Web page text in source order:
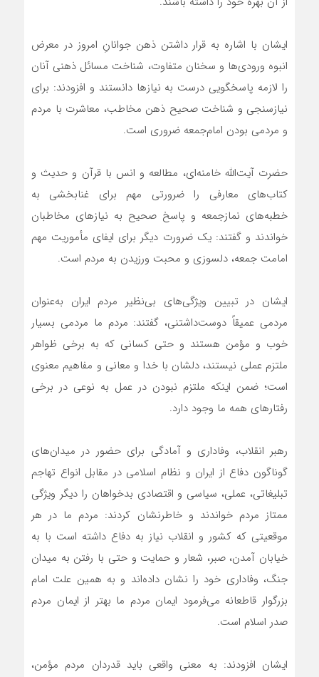
ایشان با اشاره به قرار داشتن ذهن جوانانِ امروز در معرض
انبوه ورودی‌ها و سخنان متفاوت، شناخت مسائل ذهنی آنان
را لازمه پاسخگویی درست به نیازها دانستند و افزودند: برای
نیازسنجی و شناخت صحیح ذهن مخاطب، معاشرت با مردم
و مردمی بودن امام‌جمعه ضروری است.
حضرت آیت‌الله خامنه‌ای، مطالعه و انس با قرآن و حدیث و
کتاب‌های معارفی را ضرورتی مهم برای غنابخشی به
خطبه‌های نمازجمعه و پاسخ صحیح به نیازهای مخاطبان
خواندند و گفتند: یک ضرورت دیگر برای ایفای مأموریت مهم
امامت جمعه، دلسوزی و محبت ورزیدن به مردم است.
ایشان در تبیین ویژگی‌های بی‌نظیر مردم ایران به‌عنوان
مردمی عمیقاً دوست‌داشتنی، گفتند: مردم ما مردمی بسیار
خوب و مؤمن هستند و حتی کسانی که به برخی ظواهر
ملتزم عملی نیستند، دلشان با خدا و معانی و مفاهیم معنوی
است؛ ضمن اینکه ملتزم نبودن در عمل به نوعی در برخی
رفتارهای همه ما وجود دارد.
رهبر انقلاب، وفاداری و آمادگی برای حضور در میدان‌های
گوناگون دفاع از ایران و نظام اسلامی در مقابل انواع تهاجم
تبلیغاتی، عملی، سیاسی و اقتصادی بدخواهان را دیگر ویژگی
ممتاز مردم خواندند و خاطرنشان کردند: مردم ما در هر
موقعیتی که کشور و انقلاب نیاز به دفاع داشته است با به
خیابان آمدن، صبر، شعار و حمایت و حتی با رفتن به میدان
جنگ، وفاداری خود را نشان داده‌اند و به همین علت امام
بزرگوار قاطعانه می‌فرمود ایمان مردم ما بهتر از ایمان مردم
صدر اسلام است.
ایشان افزودند: به معنی واقعی باید قدردان مردم مؤمن،